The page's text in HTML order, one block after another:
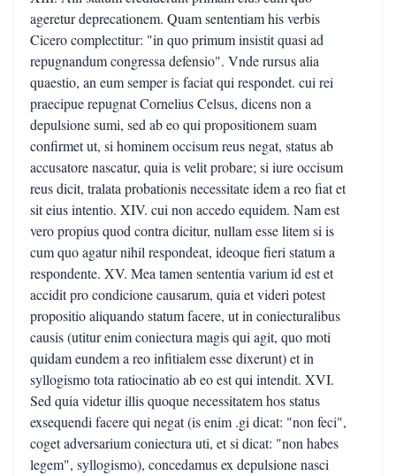
ageretur deprecationem. Quam sententiam his verbis
Cicero complectitur: "in quo primum insistit quasi ad
repugnandum congressa defensio". Vnde rursus alia
quaestio, an eum semper is faciat qui respondet. cui rei
praecipue repugnat Cornelius Celsus, dicens non a
depulsione sumi, sed ab eo qui propositionem suam
confirmet ut, si hominem occisum reus negat, status ab
accusatore nascatur, quia is velit probare; si iure occisum
reus dicit, tralata probationis necessitate idem a reo fiat et
sit eius intentio. XIV. cui non accedo equidem. Nam est
vero propius quod contra dicitur, nullam esse litem si is
cum quo agatur nihil respondeat, ideoque fieri statum a
respondente. XV. Mea tamen sententia varium id est et
accidit pro condicione causarum, quia et videri potest
propositio aliquando statum facere, ut in coniecturalibus
causis (utitur enim coniectura magis qui agit, quo moti
quidam eundem a reo infitialem esse dixerunt) et in
syllogismo tota ratiocinatio ab eo est qui intendit. XVI.
Sed quia videtur illis quoque necessitatem hos status
exsequendi facere qui negat (is enim .gi dicat: "non feci",
coget adversarium coniectura uti, et si dicat: "non habes
legem", syllogismo), concedamus ex depulsione nasci